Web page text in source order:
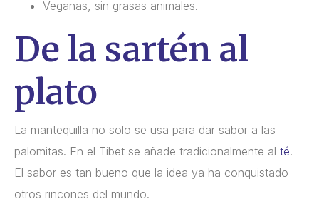
Veganas, sin grasas animales.
De la sartén al
plato
La mantequilla no solo se usa para dar sabor a las
palomitas. En el Tibet se añade tradicionalmente al té.
El sabor es tan bueno que la idea ya ha conquistado
otros rincones del mundo.